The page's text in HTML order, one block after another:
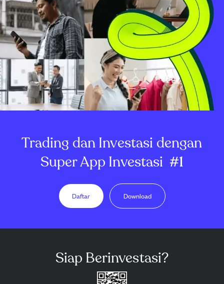
Trading dan Investasi dengan
Super App Investasi #1
Daftar Download
Siap Berinvestasi?